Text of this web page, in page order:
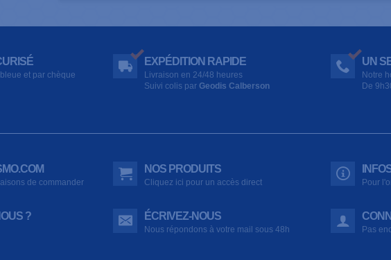
et par chèque
EXPÉDITION RAPIDE
Livraison en 24/48 heures
Suivi colis par Geodis Calberson
UN
Notre
De
de commander
NOS PRODUITS
Cliquez ici pour un accès direct Pour
? ÉCRIVEZ-NOUS
Nous répondons à votre mail sous 48h Pas